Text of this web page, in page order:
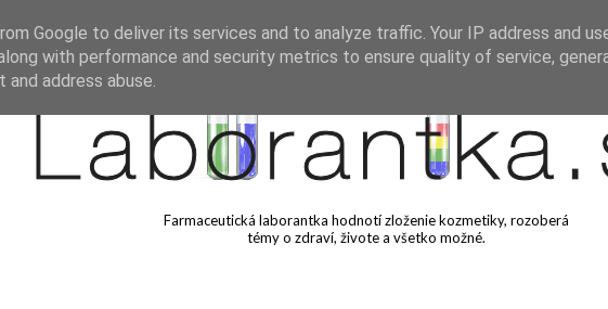
Farmaceutická laborantka hodnotí zloženie kozmetiky, rozoberá
témy o zdraví, živote a všetko možné.
Google to deliver its services and to analyze traffic. Your IP address and
with performance and security metrics to ensure quality of service,
address abuse.